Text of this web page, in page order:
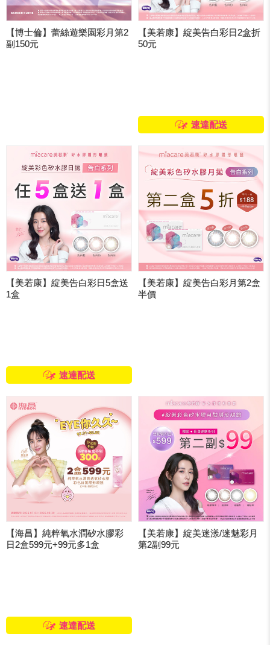
【博士倫】蕾絲遊樂園彩月第2
副150元
【美若康】綻美告白彩日2盒折
50元
速達配送
【美若康】綻美告白彩日5盒送
1盒
速達配送
【美若康】綻美告白彩月第2盒
半價
【海昌】純粹氧水潤矽水膠彩
日2盒599元+99元多1盒
速達配送
【美若康】綻美迷漾/迷魅彩月
第2副99元